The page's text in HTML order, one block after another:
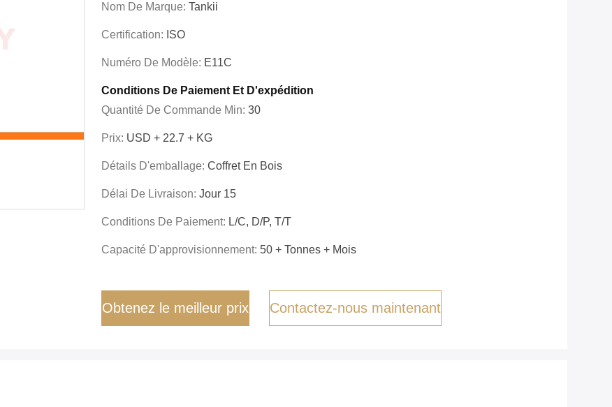
Nom De Marque: Tankii
Certification: ISO
Numéro De Modèle: E11C
Conditions De Paiement Et D'expédition
Quantité De Commande Min: 30
Prix: USD + 22.7 + KG
Détails D'emballage: Coffret En Bois
Délai De Livraison: Jour 15
Conditions De Paiement: L/C, D/P, T/T
Capacité D'approvisionnement: 50 + Tonnes + Mois
Obtenez le meilleur prix Contactez-nous maintenant